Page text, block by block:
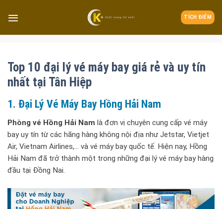
TÍCH ĐIỂM
Top 10 đại lý vé máy bay giá rẻ và uy tín
nhất tại Tân Hiệp
1. Đại Lý Vé Máy Bay Hồng Hải Nam
Phòng vé Hồng Hải Nam là đơn vị chuyên cung cấp vé máy
bay uy tín từ các hãng hàng không nội địa như Jetstar, Vietjet
Air, Vietnam Airlines,… và vé máy bay quốc tế. Hiện nay, Hồng
Hải Nam đã trở thành một trong những đại lý vé máy bay hàng
đầu tại Đồng Nai.